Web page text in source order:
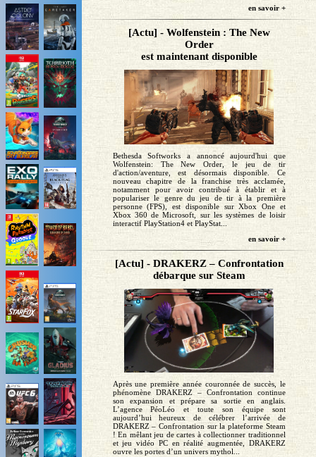
en savoir +
[Actu] - Wolfenstein : The New
Order
est maintenant disponible
Bethesda Softworks a annoncé aujourd'hui que
Wolfenstein: The New Order, le jeu de tir
d'action/aventure, est désormais disponible. Ce
nouveau chapitre de la franchise très acclamée,
notamment pour avoir contribué à établir et à
populariser le genre du jeu de tir à la première
personne (FPS), est disponible sur Xbox One et
Xbox 360 de Microsoft, sur les systèmes de loisir
interactif PlayStation4 et PlayStat...
en savoir +
[Actu] - DRAKERZ – Confrontation
débarque sur Steam
Après une première année couronnée de succès, le
phénomène DRAKERZ – Confrontation continue
son expansion et prépare sa sortie en anglais.
L’agence PéoLéo et toute son équipe sont
aujourd’hui heureux de célébrer l’arrivée de
DRAKERZ – Confrontation sur la plateforme Steam
! En mêlant jeu de cartes à collectionner traditionnel
et jeu vidéo PC en réalité augmentée, DRAKERZ
ouvre les portes d’un univers mythol...